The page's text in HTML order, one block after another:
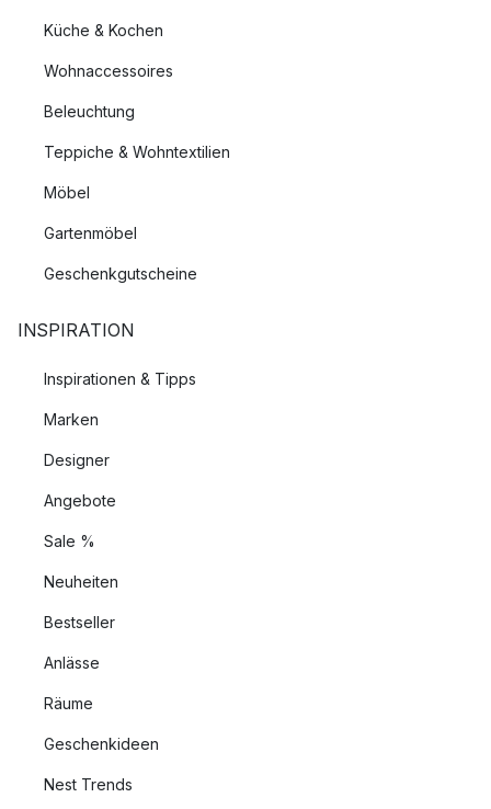
Küche & Kochen
Wohnaccessoires
Beleuchtung
Teppiche & Wohntextilien
Möbel
Gartenmöbel
Geschenkgutscheine
INSPIRATION
Inspirationen & Tipps
Marken
Designer
Angebote
Sale %
Neuheiten
Bestseller
Anlässe
Räume
Geschenkideen
Nest Trends